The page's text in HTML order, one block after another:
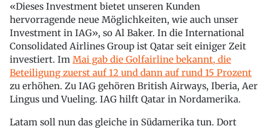
«Dieses Investment bietet unseren Kunden
hervorragende neue Möglichkeiten, wie auch unser
Investment in IAG», so Al Baker. In die International
Consolidated Airlines Group ist Qatar seit einiger Zeit
investiert. Im Mai gab die Golfairline bekannt, die
Beteiligung zuerst auf 12 und dann auf rund 15 Prozent
zu erhöhen. Zu IAG gehören British Airways, Iberia, Aer
Lingus und Vueling. IAG hilft Qatar in Nordamerika.
Latam soll nun das gleiche in Südamerika tun. Dort